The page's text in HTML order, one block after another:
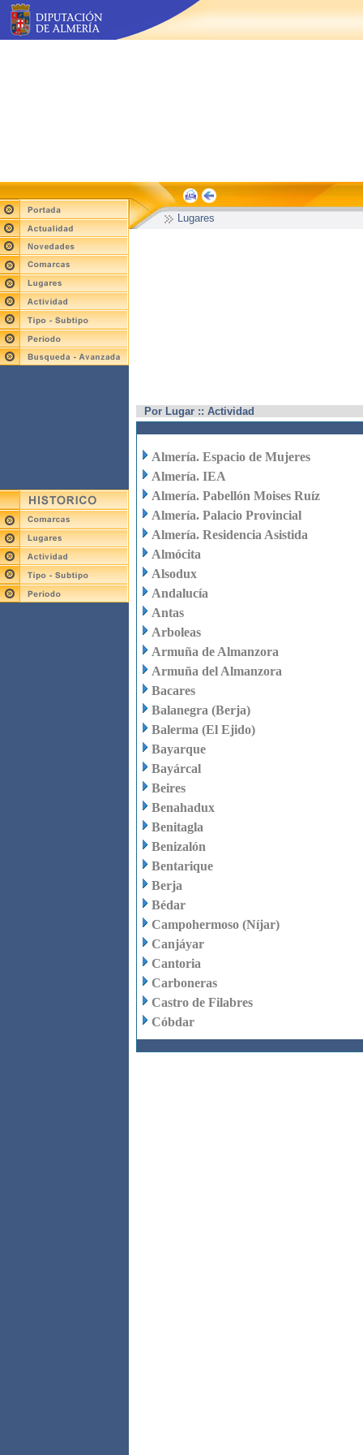
Lugares
Por Lugar :: Actividad
Almería. Espacio de Mujeres
Almería. IEA
Almería. Pabellón Moises Ruíz
Almería. Palacio Provincial
Almería. Residencia Asistida
Almócita
Alsodux
Andalucía
Antas
Arboleas
Armuña de Almanzora
Armuña del Almanzora
Bacares
Balanegra (Berja)
Balerma (El Ejido)
Bayarque
Bayárcal
Beires
Benahadux
Benitagla
Benizalón
Bentarique
Berja
Bédar
Campohermoso (Níjar)
Canjáyar
Cantoria
Carboneras
Castro de Filabres
Cóbdar